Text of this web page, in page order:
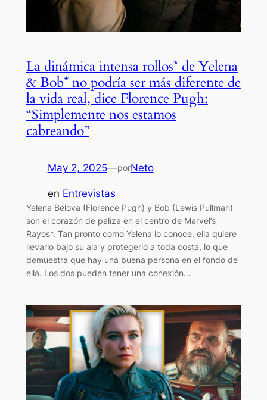
La dinámica intensa rollos* de Yelena
& Bob* no podría ser más diferente de
la vida real, dice Florence Pugh:
“Simplemente nos estamos
cabreando”
May 2, 2025—porNeto
en Entrevistas
Yelena Belova (Florence Pugh) y Bob (Lewis Pullman)
son el corazón de paliza en el centro de Marvel’s
Rayos*. Tan pronto como Yelena lo conoce, ella quiere
llevarlo bajo su ala y protegerlo a toda costa, lo que
demuestra que hay una buena persona en el fondo de
ella. Los dos pueden tener una conexión…